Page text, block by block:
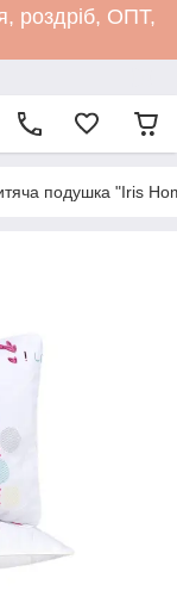
роздріб, ОПТ,
подушка "Iris